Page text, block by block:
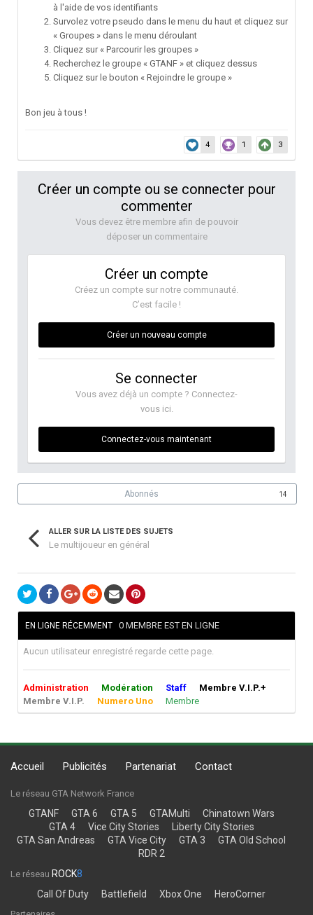
à l'aide de vos identifiants
Survolez votre pseudo dans le menu du haut et cliquez sur
« Groupes » dans le menu déroulant
Cliquez sur « Parcourir les groupes »
Recherchez le groupe « GTANF » et cliquez dessus
Cliquez sur le bouton « Rejoindre le groupe »
Bon jeu à tous !
4 1 3
Créer un compte ou se connecter pour
commenter
Vous devez être membre afin de pouvoir
déposer un commentaire
Créer un compte
Créez un compte sur notre communauté.
C’est facile !
Créer un nouveau compte
Se connecter
Vous avez déjà un compte ? Connectez-
vous ici.
Connectez-vous maintenant
Abonnés 14
ALLER SUR LA LISTE DES SUJETS
Le multijoueur en général
EN LIGNE RÉCEMMENT 0 MEMBRE EST EN LIGNE
Aucun utilisateur enregistré regarde cette page.
Administration Modération Staff
Membre V.I.P.+
Membre V.I.P.
Numero Uno Membre
Accueil Publicités Partenariat Contact
Le réseau GTA Network France
GTANF GTA 6 GTA 5 GTAMulti
Chinatown Wars
GTA 4
Vice City Stories
Liberty City Stories
GTA San Andreas
GTA Vice City GTA 3
GTA Old School
RDR 2
Le réseau ROCK8
Call Of Duty
Battlefield Xbox One HeroCorner